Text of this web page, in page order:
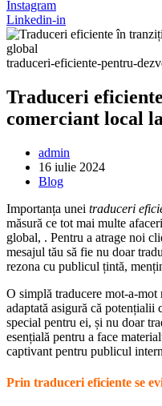
Instagram
Linkedin-in
traduceri-eficiente-pentru-
Traduceri
comerciant local
Post
author:
admin
Post
published:
16 iulie 2024
Post
Blog
Importanța unei traduceri
măsură ce tot mai multe
global, . Pentru a atrage noi
mesajul tău să fie nu doar
rezona cu publicul țintă,
O simplă traducere mot-a-mot
adaptată asigură că potențialii
special pentru ei, și nu doar
esențială pentru a face
captivant pentru publicul
Prin traduceri eficiente se